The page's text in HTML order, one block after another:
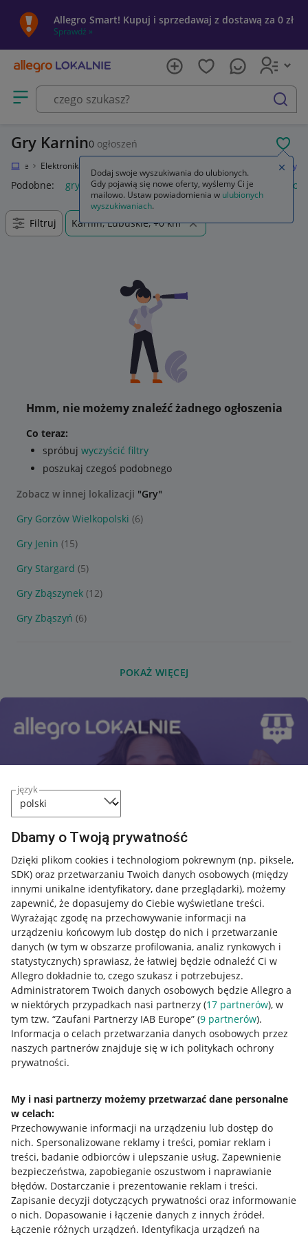
język
Dbamy o Twoją prywatność
Dzięki plikom cookies i technologiom pokrewnym (np. piksele,
SDK) oraz przetwarzaniu Twoich danych osobowych (między
innymi unikalne identyfikatory, dane przeglądarki), możemy
zapewnić, że dopasujemy do Ciebie wyświetlane treści.
Wyrażając zgodę na przechowywanie informacji na
urządzeniu końcowym lub dostęp do nich i przetwarzanie
danych (w tym w obszarze profilowania, analiz rynkowych i
statystycznych) sprawiasz, że łatwiej będzie odnaleźć Ci w
Allegro dokładnie to, czego szukasz i potrzebujesz.
Administratorem Twoich danych osobowych będzie Allegro a
w niektórych przypadkach nasi partnerzy (17 partnerów), w
tym tzw. “Zaufani Partnerzy IAB Europe” (9 partnerów).
Informacja o celach przetwarzania danych osobowych przez
naszych partnerów znajduje się w ich politykach ochrony
prywatności.
My i nasi partnerzy możemy przetwarzać dane personalne
w celach:
Przechowywanie informacji na urządzeniu lub dostęp do
nich. Spersonalizowane reklamy i treści, pomiar reklam i
treści, badanie odbiorców i ulepszanie usług. Zapewnienie
bezpieczeństwa, zapobieganie oszustwom i naprawianie
błędów. Dostarczanie i prezentowanie reklam i treści.
Zapisanie decyzji dotyczących prywatności oraz informowanie
o nich. Dopasowanie i łączenie danych z innych źródeł.
Łączenie różnych urządzeń. Identyfikacja urządzeń na
Allegro Smart! Kupuj i sprzedawaj z dostawą za 0 zł
Sprawdź »
Otwórz menu z kategoriami
szukaj
Gry Karnin0 ogłoszeń
Elektronika Gry
Podobne: gry gry ps5 gry ps4 karty do gry gry
Filtruj Karnin, Lubuskie, +0 km
Hmm, nie możemy znaleźć żadnego ogłoszenia
Co teraz:
spróbuj wyczyścić filtry
poszukaj czegoś podobnego
Zobacz w innej lokalizacji "Gry"
Gry Gorzów Wielkopolski (6)
Gry Jenin (15)
Gry Stargard (5)
Gry Zbąszynek (12)
Gry Zbąszyń (6)
POKAŻ WIĘCEJ
Przydatne informacje
Jak to działa
Napisz do nas
Allegro Gadane dla sprzedających
Mapa miejscowości
Informacje prawne
Regulamin
Polityka plików "cookies"
Ustawienia plików "cookies"
Dodaj swoje wyszukiwania do ulubionych.
Gdy pojawią się nowe oferty, wyślemy Ci je
mailowo. Ustaw powiadomienia w ulubionych
wyszukiwaniach.